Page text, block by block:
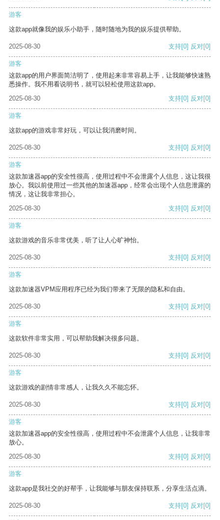
游客
这款app就像我的娱乐小助手，随时随地为我的娱乐提供帮助。
2025-08-30 支持[0] 反对[0]
游客
这款app的用户界面简洁明了，使用起来非常容易上手，让我能够快速熟
悉操作。我不用看说明书，就可以轻松使用这款app。
2025-08-30
支持[0] 反对[0]
游客
这款app的游戏非常好玩，可以让我消磨时间。
2025-08-30 支持[0] 反对[0]
游客
这款加速器app的安全性很高，使用过程中不会泄露个人信息，这让我很
放心。我以前使用过一些其他的加速器app，经常会出现个人信息泄露的
情况，这让我非常担心。
2025-08-30
支持[0] 反对[0]
游客
这款游戏的音乐非常优美，听了让人心旷神怡。
2025-08-30 支持[0] 反对[0]
游客
这款加速器VPM应用程序已经为我们带来了无限的隐私和自由。
2025-08-30 支持[0] 反对[0]
游客
这款软件非常实用，可以帮助我解决很多问题。
2025-08-30 支持[0] 反对[0]
游客
这款游戏的剧情非常感人，让我久久不能忘怀。
2025-08-30 支持[0] 反对[0]
游客
这款加速器app的安全性很高，使用过程中不会泄露个人信息，让我非常
放心。
2025-08-30
支持[0] 反对[0]
游客
这款app是我社交的好帮手，让我能够与朋友保持联系，分享生活点滴。
2025-08-30 支持[0] 反对[0]